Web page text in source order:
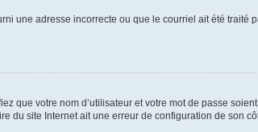
une adresse incorrecte ou que le courriel ait été traité
que votre nom d’utilisateur et votre mot de passe
du site Internet ait une erreur de configuration de son